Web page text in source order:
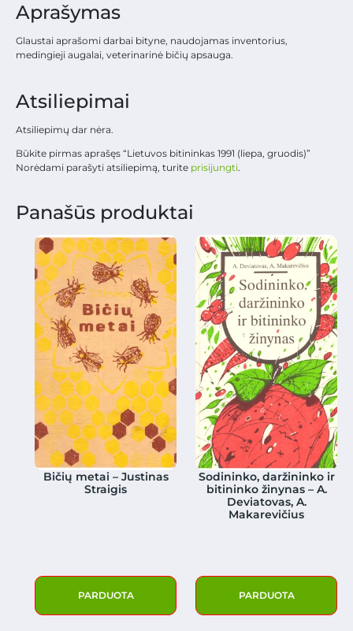
Aprašymas
Glaustai aprašomi darbai bityne, naudojamas inventorius,
medingieji augalai, veterinarinė bičių apsauga.
Atsiliepimai
Atsiliepimų dar nėra.
Būkite pirmas aprašęs “Lietuvos bitininkas 1991 (liepa, gruodis)”
Norėdami parašyti atsiliepimą, turite prisijungti.
Panašūs produktai
Bičių metai – Justinas
Straigis
PARDUOTA
Sodininko, daržininko ir
bitininko žinynas – A.
Deviatovas, A.
Makarevičius
PARDUOTA